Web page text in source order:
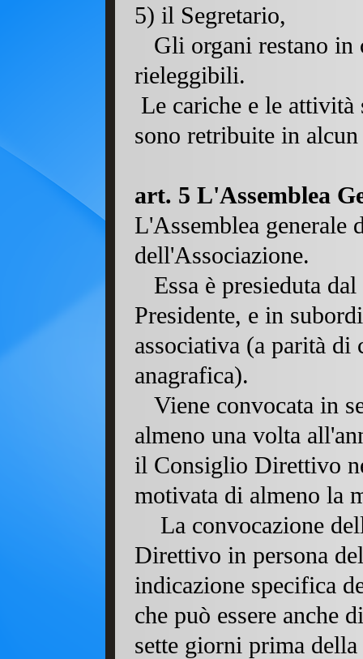
5) il Segretario,
Gli organi restano in
rieleggibili.
Le cariche e le
sono retribuite in
art. 5 L'Assemblea
L'Assemblea generale
dell'Associazione.
Essa è presieduta
Presidente, e in
associativa (a parità
anagrafica).
Viene convocata in
almeno una volta
il Consiglio Direttivo
motivata di almeno la
La convocazione
Direttivo in persona
indicazione specifica
che può essere anche
sette giorni prima della